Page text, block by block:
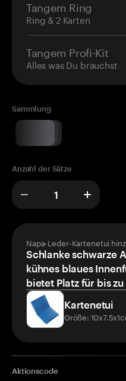
Tangem Ring
Ring & 2 Karten
Tangem Profi-Kit
Alles was Du brauchst
Sammlung
Anzahl der Sätze
Napa-Leder-Kartenetui
Schlanke schwarze
kühnes blaues
bietet Platz für bis
Kartenetui
Größe:
Aktionscode